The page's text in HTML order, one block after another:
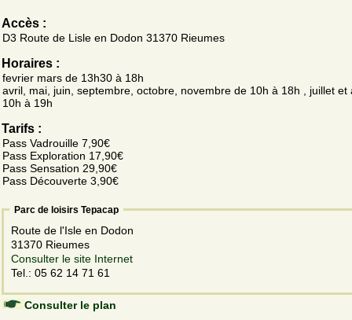
Accès :
D3 Route de Lisle en Dodon 31370 Rieumes
Horaires :
fevrier mars de 13h30 à 18h
avril, mai, juin, septembre, octobre, novembre de 10h à 18h , juillet et
10h à 19h
Tarifs :
Pass Vadrouille 7,90€
Pass Exploration 17,90€
Pass Sensation 29,90€
Pass Découverte 3,90€
Parc de loisirs Tepacap
Route de l'Isle en Dodon
31370 Rieumes
Consulter le site Internet
Tel.: 05 62 14 71 61
Consulter le plan